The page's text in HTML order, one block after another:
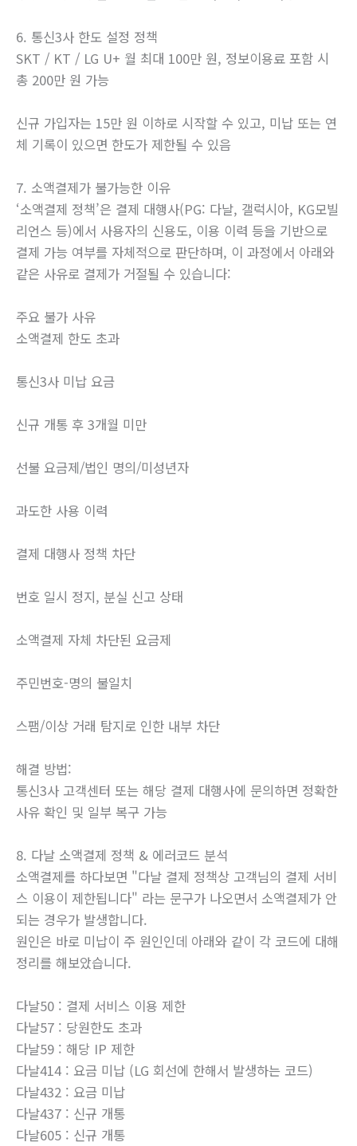
6. 통신3사 한도 설정 정책
SKT / KT / LG U+ 월 최대 100만 원, 정보이용료 포함 시
총 200만 원 가능
신규 가입자는 15만 원 이하로 시작할 수 있고, 미납 또는 연
체 기록이 있으면 한도가 제한될 수 있음
7. 소액결제가 불가능한 이유
‘소액결제 정책’은 결제 대행사(PG: 다날, 갤럭시아, KG모빌
리언스 등)에서 사용자의 신용도, 이용 이력 등을 기반으로
결제 가능 여부를 자체적으로 판단하며, 이 과정에서 아래와
같은 사유로 결제가 거절될 수 있습니다:
주요 불가 사유
소액결제 한도 초과
통신3사 미납 요금
신규 개통 후 3개월 미만
선불 요금제/법인 명의/미성년자
과도한 사용 이력
결제 대행사 정책 차단
번호 일시 정지, 분실 신고 상태
소액결제 자체 차단된 요금제
주민번호-명의 불일치
스팸/이상 거래 탐지로 인한 내부 차단
해결 방법:
통신3사 고객센터 또는 해당 결제 대행사에 문의하면 정확한
사유 확인 및 일부 복구 가능
8. 다날 소액결제 정책 & 에러코드 분석
소액결제를 하다보면 "다날 결제 정책상 고객님의 결제 서비
스 이용이 제한됩니다" 라는 문구가 나오면서 소액결제가 안
되는 경우가 발생합니다.
원인은 바로 미납이 주 원인인데 아래와 같이 각 코드에 대해
정리를 해보았습니다.
다날50 : 결제 서비스 이용 제한
다날57 : 당원한도 초과
다날59 : 해당 IP 제한
다날414 : 요금 미납 (LG 회선에 한해서 발생하는 코드)
다날432 : 요금 미납
다날437 : 신규 개통
다날605 : 신규 개통